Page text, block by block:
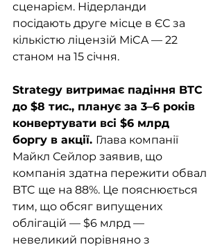
сценарієм. Нідерланди
посідають друге місце в ЄС за
кількістю ліцензій MiCA — 22
станом на 15 січня.
Strategy витримає падіння BTC
до $8 тис., планує за 3–6 років
конвертувати всі $6 млрд
боргу в акції. Глава компанії
Майкл Сейлор заявив, що
компанія здатна пережити обвал
BTC ще на 88%. Це пояснюється
тим, що обсяг випущених
облігацій — $6 млрд —
невеликий порівняно з